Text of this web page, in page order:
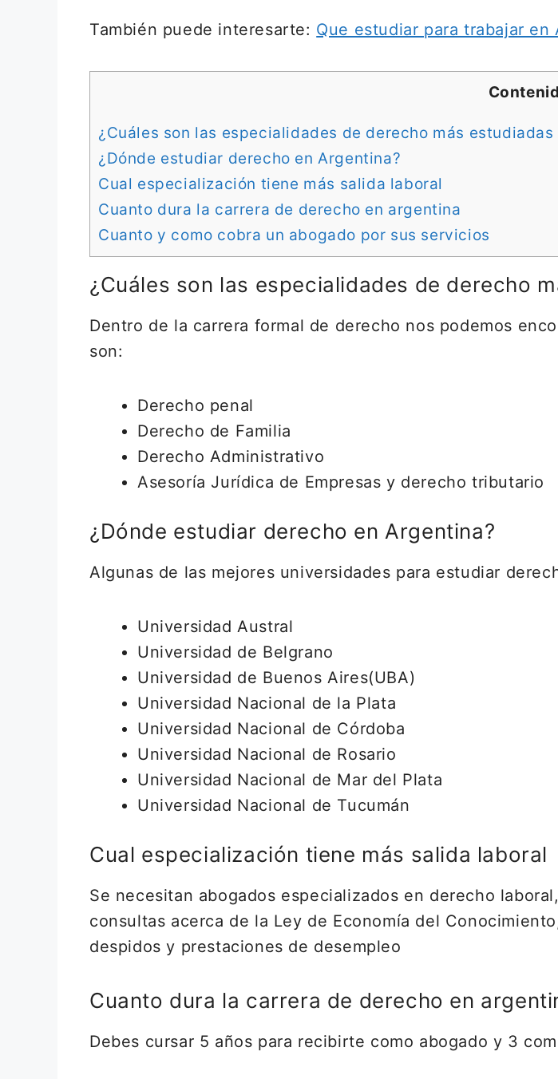
También puede interesarte: Que estudiar para trabajar en
¿Cuáles son las especialidades de derecho más estudiadas
¿Dónde estudiar derecho en Argentina?
Cual especialización tiene más salida laboral
Cuanto dura la carrera de derecho en argentina
Cuanto y como cobra un abogado por sus servicios
¿Cuáles son las especialidades de derecho
Dentro de la carrera formal de derecho nos podemos
son:
Derecho penal
Derecho de Familia
Derecho Administrativo
Asesoría Jurídica de Empresas y derecho tributario
¿Dónde estudiar derecho en Argentina?
Algunas de las mejores universidades para estudiar
Universidad Austral
Universidad de Belgrano
Universidad de Buenos Aires(UBA)
Universidad Nacional de la Plata
Universidad Nacional de Córdoba
Universidad Nacional de Rosario
Universidad Nacional de Mar del Plata
Universidad Nacional de Tucumán
Cual especialización tiene más salida laboral
Se necesitan abogados especializados en derecho
consultas acerca de la Ley de Economía del
despidos y prestaciones de desempleo
Cuanto dura la carrera de derecho en
Debes cursar 5 años para recibirte como abogado y 3